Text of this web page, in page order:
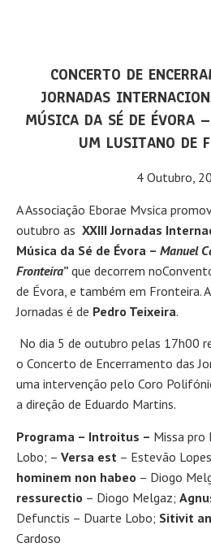
CONCERTO DE
JORNADAS
MÚSICA DA SÉ DE ÉVORA
UM LUSITANO DE
4 Outubro,
A Associação Eborae Mvsica
outubro as XXIII Jornadas
Música da Sé de Évora – Manuel
Fronteira” que decorrem
de Évora, e também em Fronteira. A
Jornadas é de Pedro Teixeira.
No dia 5 de outubro pelas 17h00
o Concerto de Encerramento das
uma intervenção pelo Coro
a direção de Eduardo Martins.
Programa – Introitus – Missa
Lobo; – Versa est – Estevão
hominem non habeo – Diogo
ressurectio – Diogo Melgaz;
Defunctis – Duarte Lobo; Sitivit
Cardoso